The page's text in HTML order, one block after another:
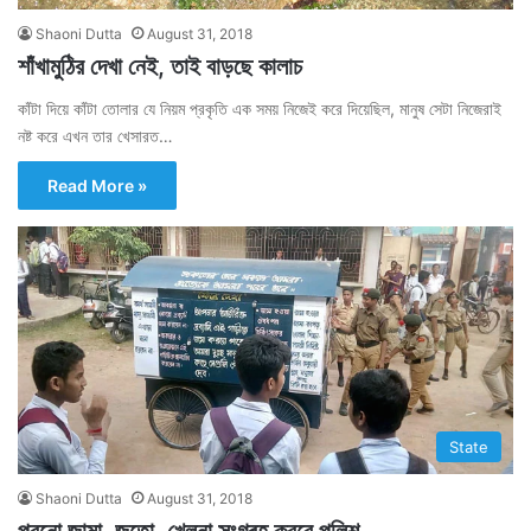
Shaoni Dutta August 31, 2018
শাঁখামুঠির দেখা নেই, তাই বাড়ছে কালাচ
কাঁটা দিয়ে কাঁটা তোলার যে নিয়ম প্রকৃতি এক সময় নিজেই করে দিয়েছিল, মানুষ সেটা নিজেরাই
নষ্ট করে এখন তার খেসারত…
Read More »
State
Shaoni Dutta August 31, 2018